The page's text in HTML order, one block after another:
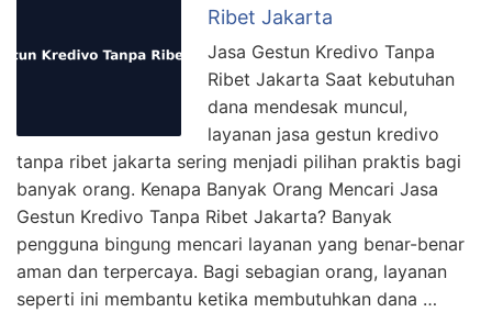
Ribet Jakarta
Jasa Gestun Kredivo Tanpa
Ribet Jakarta Saat kebutuhan
dana mendesak muncul,
layanan jasa gestun kredivo
tanpa ribet jakarta sering menjadi pilihan praktis bagi
banyak orang. Kenapa Banyak Orang Mencari Jasa
Gestun Kredivo Tanpa Ribet Jakarta? Banyak
pengguna bingung mencari layanan yang benar-benar
aman dan terpercaya. Bagi sebagian orang, layanan
seperti ini membantu ketika membutuhkan dana …